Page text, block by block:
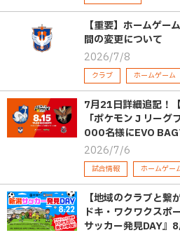
【重要】ホームゲ
間の変更について
2026/7/8
クラブ ホームゲーム
7月21日詳細追記！
「ポケモンＪリー
000名様にEVO BAG
2026/7/6
試合情報 ホームゲー
【地域のクラブと
ドキ・ワクワクスポ
サッカー発見DAY』